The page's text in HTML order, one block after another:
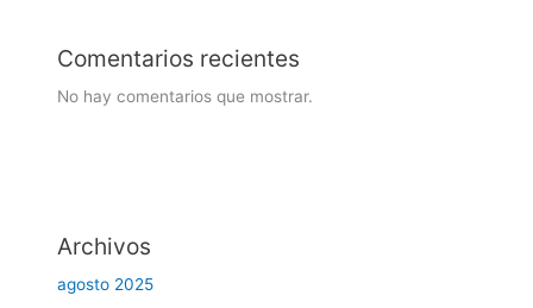
Comentarios recientes
No hay comentarios que mostrar.
Archivos
agosto 2025